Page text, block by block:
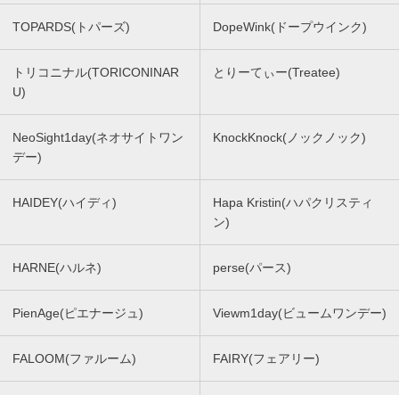
TOPARDS(トパーズ) DopeWink(ドープウインク)
トリコニナル(TORICONINAR
U)
とりーてぃー(Treatee)
NeoSight1day(ネオサイトワン
デー)
KnockKnock(ノックノック)
HAIDEY(ハイディ)
Hapa Kristin(ハパクリスティ
ン)
HARNE(ハルネ) perse(パース)
PienAge(ピエナージュ) Viewm1day(ビュームワンデー)
FALOOM(ファルーム) FAIRY(フェアリー)